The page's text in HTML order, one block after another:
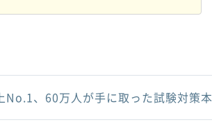
、60万人が手に取った試験対策本